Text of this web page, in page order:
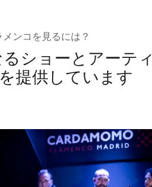
ンコを見るには？
ショーとアーテ
を提供しています